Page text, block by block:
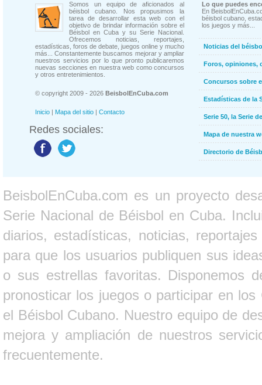
Somos un equipo de aficionados al
béisbol cubano. Nos propusimos la
tarea de desarrollar esta web con el
objetivo de brindar información sobre el
Béisbol en Cuba y su Serie Nacional.
Ofrecemos noticias, reportajes,
estadísticas, foros de debate, juegos online y mucho
más... Constantemente buscamos mejorar y ampliar
nuestros servicios por lo que pronto publicaremos
nuevas secciones en nuestra web como concursos
y otros entretenimientos.
© copyright 2009 - 2026 BeisbolEnCuba.com
Inicio | Mapa del sitio | Contacto
Redes sociales:
Lo que puedes
En
béisbol cubano,
los juegos y más...
Noticias del
Foros, opiniones,
Concursos sobre
Estadísticas de la
Serie 50, la Serie
Mapa de nuestra
Directorio de
BeisbolEnCuba.com es un proyecto
Serie Nacional de Béisbol en Cuba.
diarios, estadísticas, noticias,
para que los usuarios publiquen sus
o sus estrellas favoritas. Disponemos
pronosticar los juegos o participar en
el Béisbol Cubano. Nuestro equipo de
mejora y ampliación de nuestros
frecuentemente.